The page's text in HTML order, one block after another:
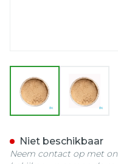
Niet beschikbaar
Neem contact op met